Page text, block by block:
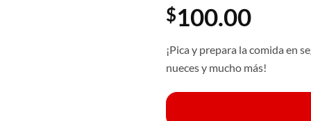
$100.00
¡Pica y prepara la comida en
nueces y mucho más!